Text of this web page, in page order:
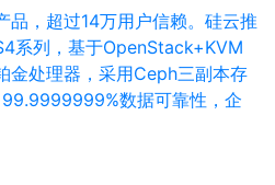
品，超过14万用户信赖。硅云推
系列，基于OpenStack+KVM
金处理器，采用Ceph三副本存
数据可靠性，企